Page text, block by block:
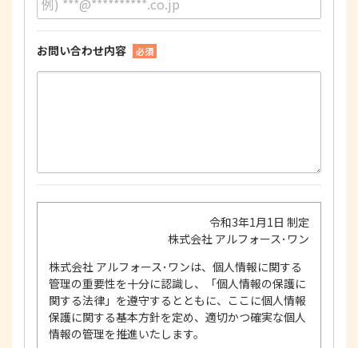
お問い合わせ内容 必須
令和3年1月1日 制定
株式会社 アルフォース･ワン
株式会社 アルフォース･ワンは、個人情報に関する
管理の重要性を十分に認識し、「個人情報の保護に
関する法律」を遵守するとともに、ここに個人情報
保護に関する基本方針を定め、適切かつ確実な個人
情報の管理を推進いたします。